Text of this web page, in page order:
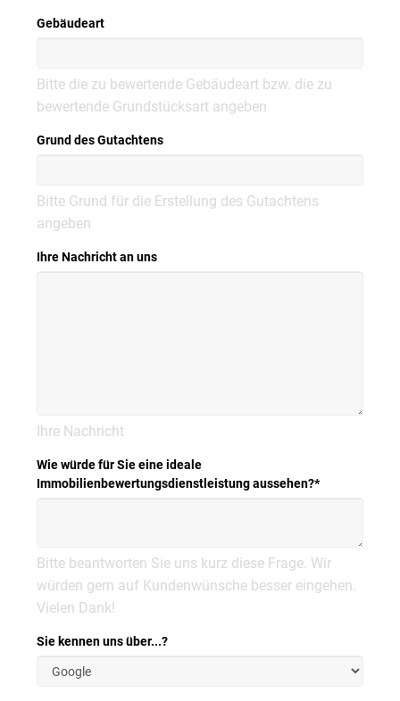
Gebäudeart
Bitte die zu bewertende Gebäudeart bzw. die zu
bewertende Grundstücksart angeben
Grund des Gutachtens
Bitte Grund für die Erstellung des Gutachtens
angeben
Ihre Nachricht an uns
Ihre Nachricht
Wie würde für Sie eine ideale
Immobilienbewertungsdienstleistung aussehen?*
Bitte beantworten Sie uns kurz diese Frage. Wir
würden gern auf Kundenwünsche besser eingehen.
Vielen Dank!
Sie kennen uns über...?